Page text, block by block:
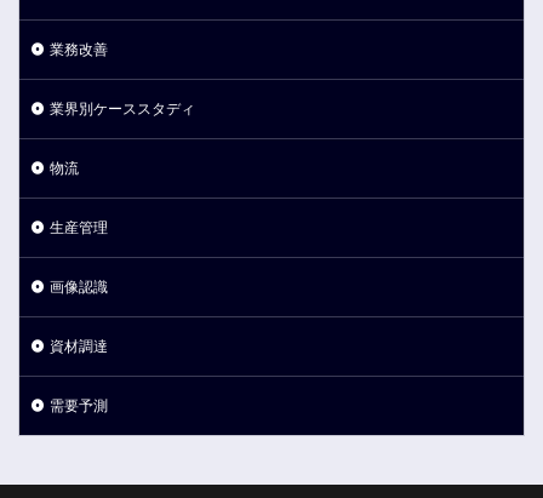
業務改善
業界別ケーススタディ
物流
生産管理
画像認識
資材調達
需要予測